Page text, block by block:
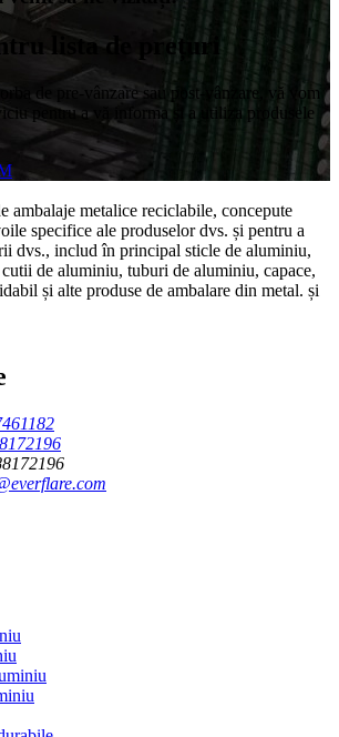
lista de prețuri
de pre-vânzare sau post-vânzare, vă vom
pentru a vă informa și a utiliza produsele
ambalaje metalice reciclabile, concepute
specifice ale produselor dvs. și pentru a
dvs., includ în principal sticle de aluminiu,
de aluminiu, tuburi de aluminiu, capace,
și alte produse de ambalare din metal. și